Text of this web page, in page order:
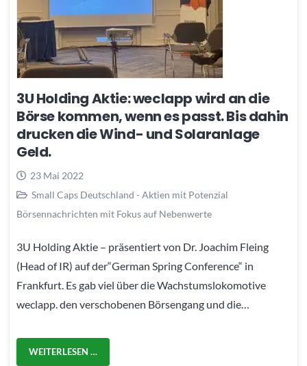
3U Holding Aktie: weclapp wird an die
Börse kommen, wenn es passt. Bis dahin
drucken die Wind- und Solaranlage
Geld.
23 Mai 2022
Small Caps Deutschland - Aktien mit Potenzial
Börsennachrichten mit Fokus auf Nebenwerte
3U Holding Aktie – präsentiert von Dr. Joachim Fleing
(Head of IR) auf der“German Spring Conference“ in
Frankfurt. Es gab viel über die Wachstumslokomotive
weclapp. den verschobenen Börsengang und die…
WEITERLESEN …